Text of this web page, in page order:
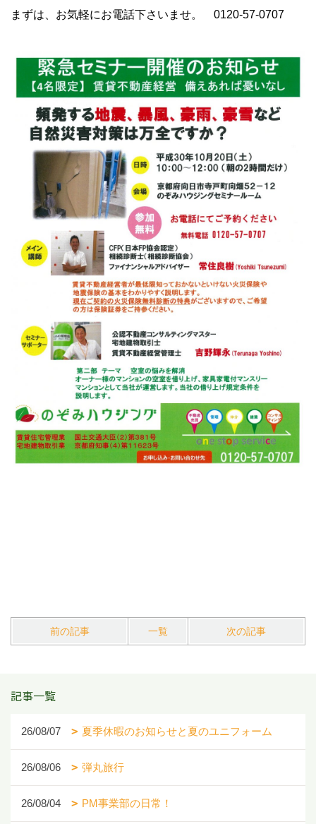
まずは、お気軽にお電話下さいませ。 0120-57-0707
前の記事 一覧 次の記事
記事一覧
26/08/07 夏季休暇のお知らせと夏のユニフォーム
26/08/06 弾丸旅行
26/08/04 PM事業部の日常！